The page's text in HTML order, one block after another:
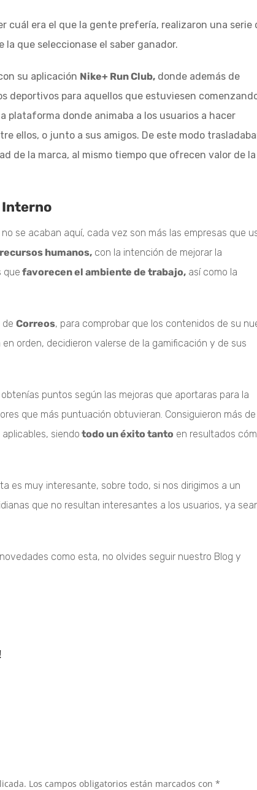
cuál era el que la gente prefería, realizaron una serie
que seleccionase el saber ganador.
su aplicación Nike+ Run Club, donde además de
deportivos para aquellos que estuviesen
plataforma donde animaba a los usuarios a hacer
ellos, o junto a sus amigos. De este modo
de la marca, al mismo tiempo que ofrecen valor de la
Interno
se acaban aquí, cada vez son más las empresas que
humanos, con la intención de mejorar la
que favorecen el ambiente de trabajo, así como la
de Correos, para comprobar que los contenidos de su
orden, decidieron valerse de la gamificación y de sus
puntos según las mejoras que aportaras para la
que más puntuación obtuvieran. Consiguieron más de
siendo todo un éxito tanto en resultados
es muy interesante, sobre todo, si nos dirigimos a un
que no resultan interesantes a los usuarios, ya
como esta, no olvides seguir nuestro Blog y
Los campos obligatorios están marcados con *